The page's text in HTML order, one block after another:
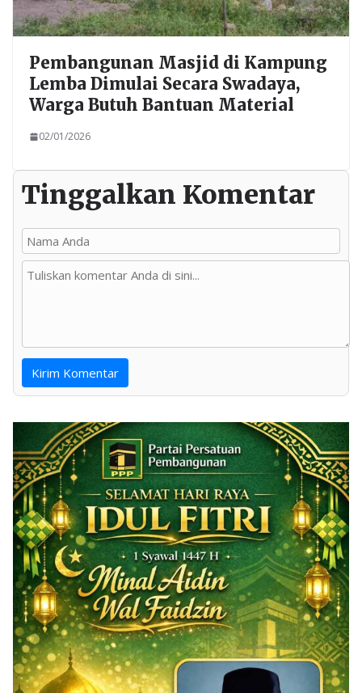
Pembangunan Masjid di Kampung
Lemba Dimulai Secara Swadaya,
Warga Butuh Bantuan Material
02/01/2026
Tinggalkan Komentar
Kirim Komentar